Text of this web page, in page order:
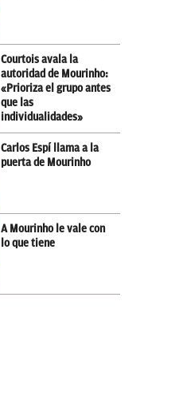
Courtois avala la
autoridad de Mourinho:
«Prioriza el grupo antes
que las
individualidades»
Carlos Espí llama a la
puerta de Mourinho
A Mourinho le vale con
lo que tiene